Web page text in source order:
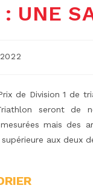
: UNE
de Division 1 de
seront de
mais des
aux deux